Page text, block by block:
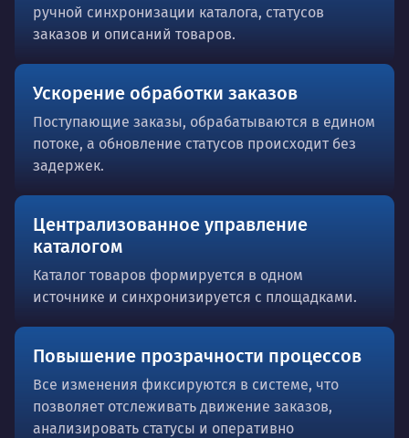
ручной синхронизации каталога, статусов
заказов и описаний товаров.
Ускорение обработки заказов
Поступающие заказы, обрабатываются в едином
потоке, а обновление статусов происходит без
задержек.
Централизованное управление
каталогом
Каталог товаров формируется в одном
источнике и синхронизируется с площадками.
Повышение прозрачности процессов
Все изменения фиксируются в системе, что
позволяет отслеживать движение заказов,
анализировать статусы и оперативно